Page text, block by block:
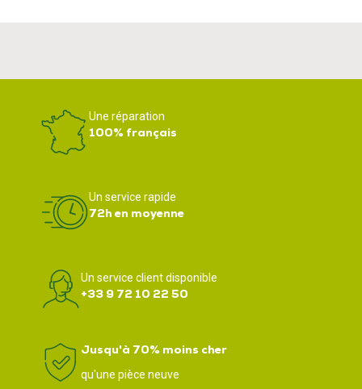
Une réparation
100% français
Un service rapide
72h en moyenne
Un service client disponible
+33 9 72 10 22 50
Jusqu'à 70% moins cher
qu'une pièce neuve